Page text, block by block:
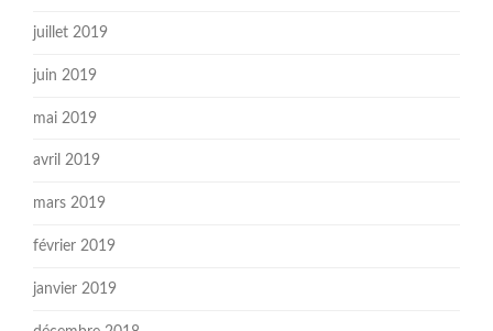
juillet 2019
juin 2019
mai 2019
avril 2019
mars 2019
février 2019
janvier 2019